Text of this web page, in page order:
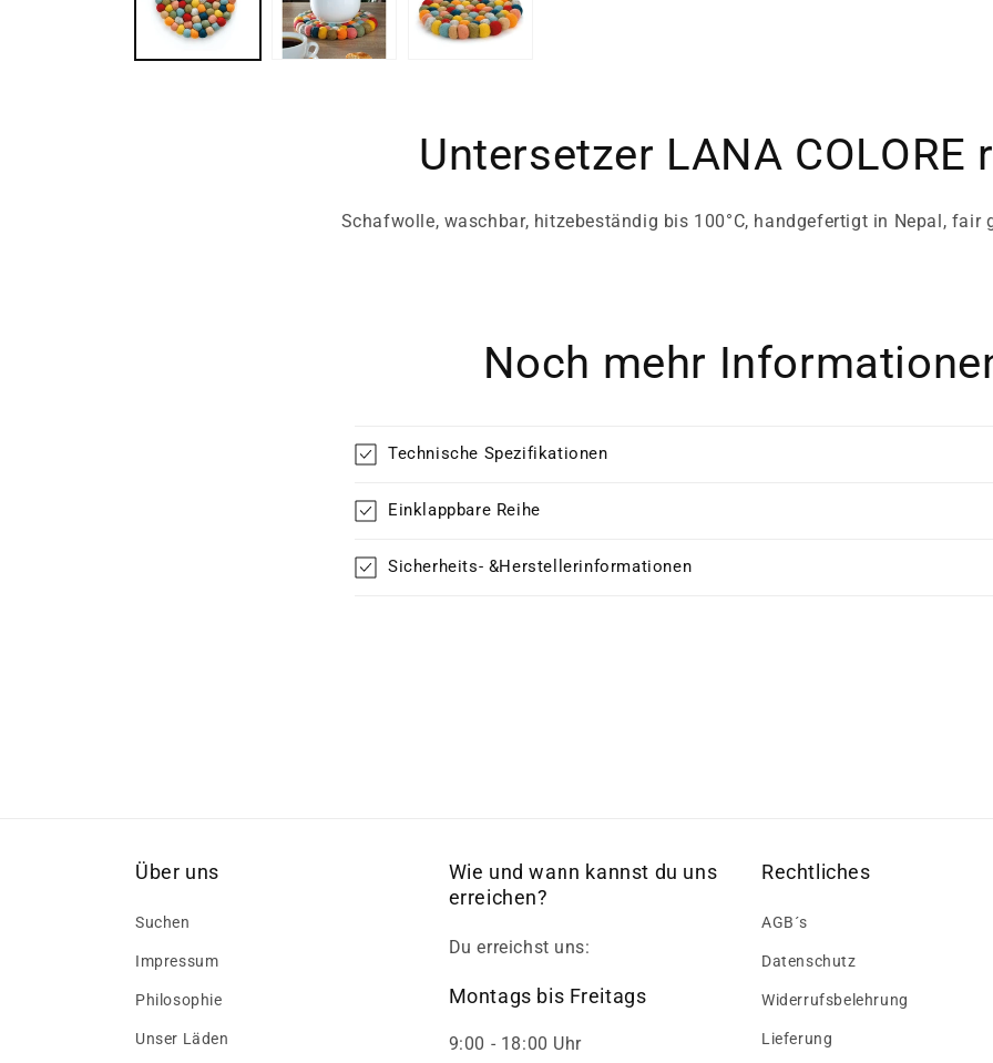
Untersetzer LANA COLORE
Schafwolle, waschbar, hitzebeständig bis 100°C, handgefertigt in Nepal, fair
Noch mehr
Technische Spezifikationen
Einklappbare Reihe
Sicherheits- &Herstellerinformationen
Über uns
Suchen
Impressum
Philosophie
Unser Läden
Wie und wann kannst du uns
erreichen?
Du erreichst uns:
Montags bis Freitags
9:00 - 18:00 Uhr
Rechtliches
AGB´s
Datenschutz
Widerrufsbelehrung
Lieferung